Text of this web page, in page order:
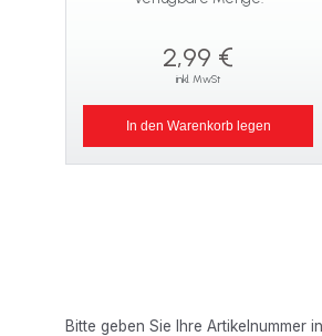
2,99 €
inkl. MwSt
In den Warenkorb legen
Bitte geben Sie Ihre Artikelnummer